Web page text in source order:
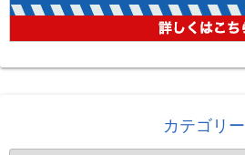
カテゴリー